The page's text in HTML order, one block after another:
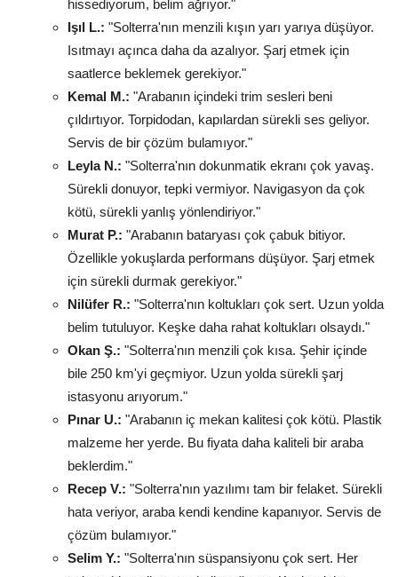
hissediyorum, belim ağrıyor."
Işıl L.: "Solterra'nın menzili kışın yarı yarıya düşüyor.
Isıtmayı açınca daha da azalıyor. Şarj etmek için
saatlerce beklemek gerekiyor."
Kemal M.: "Arabanın içindeki trim sesleri beni
çıldırtıyor. Torpidodan, kapılardan sürekli ses geliyor.
Servis de bir çözüm bulamıyor."
Leyla N.: "Solterra'nın dokunmatik ekranı çok yavaş.
Sürekli donuyor, tepki vermiyor. Navigasyon da çok
kötü, sürekli yanlış yönlendiriyor."
Murat P.: "Arabanın bataryası çok çabuk bitiyor.
Özellikle yokuşlarda performans düşüyor. Şarj etmek
için sürekli durmak gerekiyor."
Nilüfer R.: "Solterra'nın koltukları çok sert. Uzun yolda
belim tutuluyor. Keşke daha rahat koltukları olsaydı."
Okan Ş.: "Solterra'nın menzili çok kısa. Şehir içinde
bile 250 km'yi geçmiyor. Uzun yolda sürekli şarj
istasyonu arıyorum."
Pınar U.: "Arabanın iç mekan kalitesi çok kötü. Plastik
malzeme her yerde. Bu fiyata daha kaliteli bir araba
beklerdim."
Recep V.: "Solterra'nın yazılımı tam bir felaket. Sürekli
hata veriyor, araba kendi kendine kapanıyor. Servis de
çözüm bulamıyor."
Selim Y.: "Solterra'nın süspansiyonu çok sert. Her